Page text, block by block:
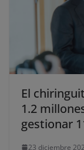
El
1.2
gestionar
23 diciembre